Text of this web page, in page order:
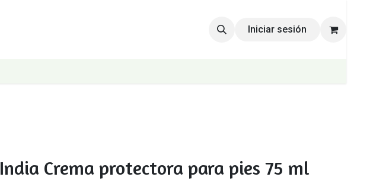
Iniciar sesión
India Crema protectora para pies 75 ml